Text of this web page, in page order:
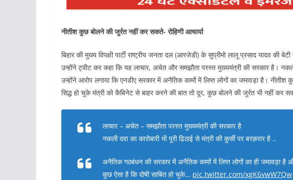
नीतीश कुछ बोलने की जुर्रत नहीं कर सकते- रोहिणी आचार्या
बिहार की मुख्य विपक्षी पार्टी राष्ट्रीय जनता दल (आरजेडी) के सुप्रीमो लालू प्रसाद यादव की
उन्होंने ट्वीट कर कहा कि यह लाचार, अचेत और समझौता परस्त मुख्यमंत्री की सरकार है। नकली
उन्होंने आरोप लगाया कि एनडीए सरकार में अनैतिक कामों में लिप्त लोगों का जमावड़ा है।
सिद्ध हो चुके मंत्री को कैबिनेट से बाहर करने की बात तो दूर, कुछ बोलने की जुर्रत भी नहीं कर
लाचार – अचेत – समझौता परस्त मुख्यमंत्री की सरकार है
नकली दवा का कारोबारी भी पूरी ढिठाई से मंत्री की कुर्सी पर बरक़रार है ..
अनैतिक गठबंधन की सरकार में अनैतिक कामों में लिप्त लोगों का ही जमावड़ा
कुछ ऐसा है कि दोषी साबित हो चुके… pic.twitter.com/xgK6vwW7Qw